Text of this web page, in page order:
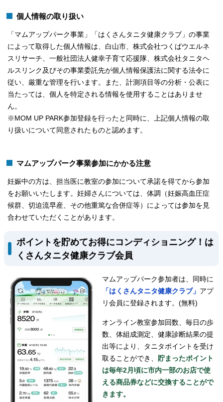
個人情報の取り扱い
「マムアップパーク事業」「はくさんタニタ健康クラブ」の事業
によって取得した個人情報は、白山市、株式会社つくばウエルネ
スリサーチ、一般社団法人健幸子育て応援隊、株式会社タニタヘ
ルスリンク及びその事業委託先が個人情報保護法に関する法令に
従い、厳重な管理を行います。また、計測項目等の分析・公表に
当たっては、個人を特定される情報を使用することはありませ
ん。
※MOM UP PARK参加登録を行ったと同時に、上記個人情報の取
り扱いについて同意されたものと認めます。
マムアップパーク事業参加にかかる注意
妊娠中の方は、担当医に教室の参加について承諾を得てから参加
をお願いいたします。妊婦さんについては、体調（妊娠高血圧症
候群、切迫流早産、その他重篤な合併症等）によっては参加を見
合わせていただくことがあります。
ポイントを貯めてお得にコンディショニング！は
くさんタニタ健康クラブ会員
マムアップパーク参加者は、同時に
「はくさんタニタ健康クラブ」 アプ
リ会員に登録されます。(無料)
オンライン教室参加回数、毎日の歩
数、体組成測定、健康診断結果の提
出等により、タニタポイントを受け
取ることができ、
貯まったポイント
は毎年2月頃に市内一部のお店で使
える商品券などに交換することがで
きます。